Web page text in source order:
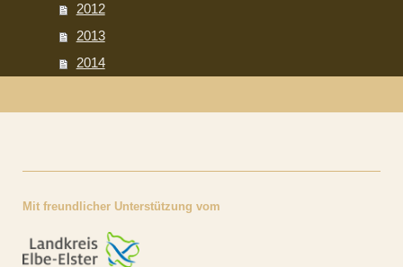
2012
2013
2014
Mit freundlicher Unterstützung vom